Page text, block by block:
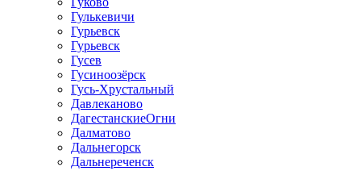
Гулькевичи
Гурьевск
Гурьевск
Гусев
Гусиноозёрск
Гусь-Хрустальный
Давлеканово
ДагестанскиеОгни
Далматово
Дальнегорск
Дальнереченск